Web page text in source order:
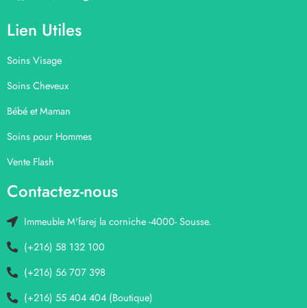
Lien Utiles
Soins Visage
Soins Cheveux
Bébé et Maman
Soins pour Hommes
Vente Flash
Contactez-nous
Immeuble M'farej la corniche -4000- Sousse.
(+216) 58 132 100
(+216) 56 707 398
(+216) 55 404 404 (Boutique)